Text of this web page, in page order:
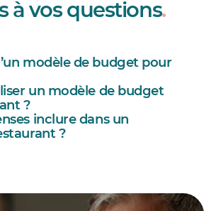
à vos questions.
modèle de budget pour
un modèle de budget
?
inclure dans un
?